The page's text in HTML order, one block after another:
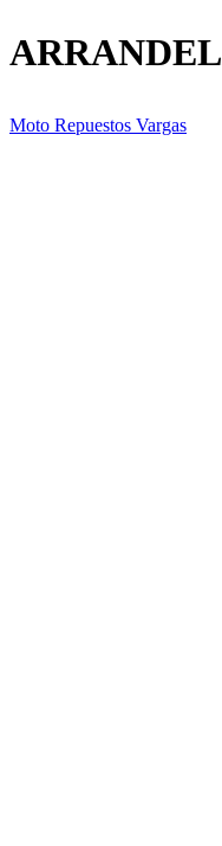
Moto Repuestos Vargas